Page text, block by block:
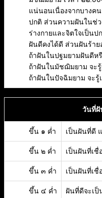
แน่นอนเนื่องจากบางค
ปกติ ส่วนความฝันในช่
ร่างกายและจิตใจเป็น
ฝันดีคงได้ดี ส่วนฝันร้าย
ถ้าฝันในปฐมยามฝันดีห
ถ้าฝันในมัชฌิมยาม จะ
ถ้าฝันในปัจฉิมยาม จะ
วันที่ฝั
ขึ้น ๑ ค่ำ เป็นฝันที่ดี
ขึ้น ๒ ค่ำ เป็นฝันที่เชื่
ขึ้น ๓ ค่ำ เป็นฝันที่เชื่
ขึ้น ๔ ค่ำ ฝันที่ดีจะเป็